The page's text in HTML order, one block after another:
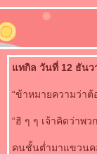
ทกิล วันที่ 12 ธันว
“ข้าหมายความว่าต้
“ฮิ ๆ ๆ เจ้าคิดว่าพ
คนชั้นต่ำมาแขวนค